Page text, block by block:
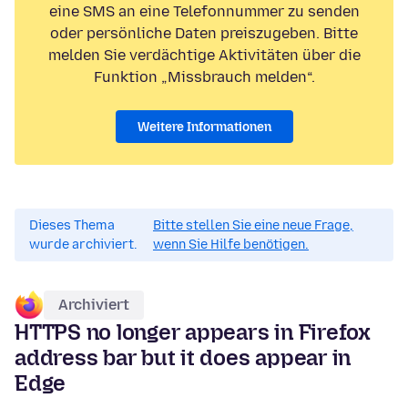
eine SMS an eine Telefonnummer zu senden
oder persönliche Daten preiszugeben. Bitte
melden Sie verdächtige Aktivitäten über die
Funktion „Missbrauch melden“.
Weitere Informationen
Dieses Thema
wurde archiviert.
Bitte stellen Sie eine neue Frage,
wenn Sie Hilfe benötigen.
Archiviert
HTTPS no longer appears in Firefox
address bar but it does appear in
Edge